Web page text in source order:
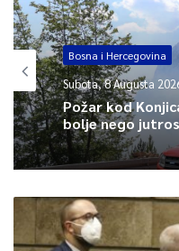
Bosna i Hercegovina
Subota, 8 Augusta
Požar kod
bolje nego